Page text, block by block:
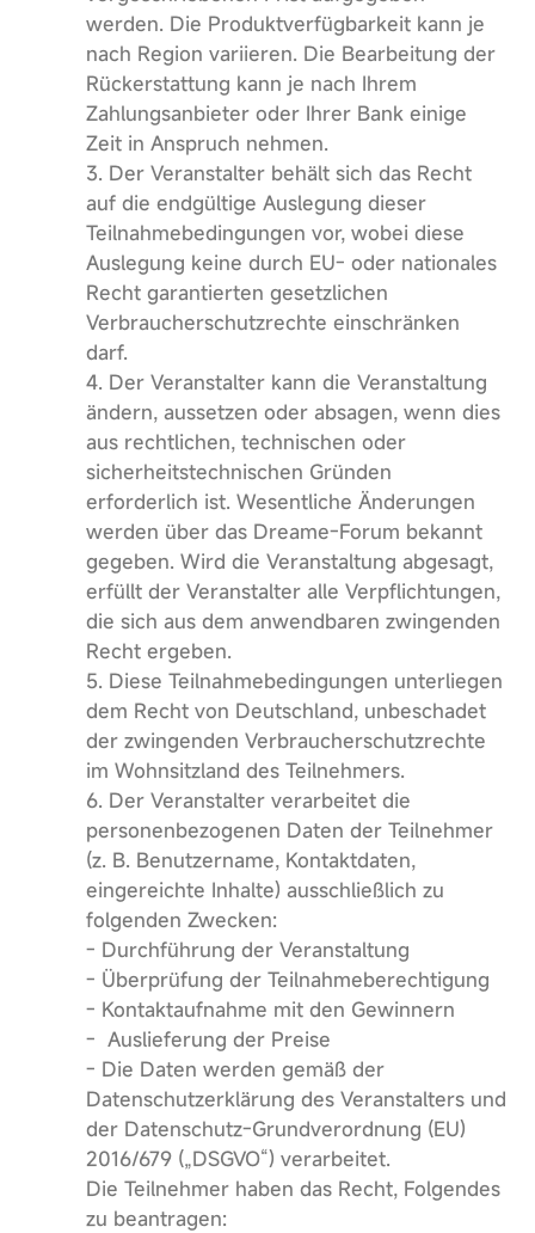
werden. Die Produktverfügbarkeit kann je
nach Region variieren. Die Bearbeitung der
Rückerstattung kann je nach Ihrem
Zahlungsanbieter oder Ihrer Bank einige
Zeit in Anspruch nehmen.
3. Der Veranstalter behält sich das Recht
auf die endgültige Auslegung dieser
Teilnahmebedingungen vor, wobei diese
Auslegung keine durch EU- oder nationales
Recht garantierten gesetzlichen
Verbraucherschutzrechte einschränken
darf.
4. Der Veranstalter kann die Veranstaltung
ändern, aussetzen oder absagen, wenn dies
aus rechtlichen, technischen oder
sicherheitstechnischen Gründen
erforderlich ist. Wesentliche Änderungen
werden über das Dreame-Forum bekannt
gegeben. Wird die Veranstaltung abgesagt,
erfüllt der Veranstalter alle Verpflichtungen,
die sich aus dem anwendbaren zwingenden
Recht ergeben.
5. Diese Teilnahmebedingungen unterliegen
dem Recht von Deutschland, unbeschadet
der zwingenden Verbraucherschutzrechte
im Wohnsitzland des Teilnehmers.
6. Der Veranstalter verarbeitet die
personenbezogenen Daten der Teilnehmer
(z. B. Benutzername, Kontaktdaten,
eingereichte Inhalte) ausschließlich zu
folgenden Zwecken:
- Durchführung der Veranstaltung
- Überprüfung der Teilnahmeberechtigung
- Kontaktaufnahme mit den Gewinnern
- Auslieferung der Preise
- Die Daten werden gemäß der
Datenschutzerklärung des Veranstalters und
der Datenschutz-Grundverordnung (EU)
2016/679 („DSGVO“) verarbeitet.
Die Teilnehmer haben das Recht, Folgendes
zu beantragen: